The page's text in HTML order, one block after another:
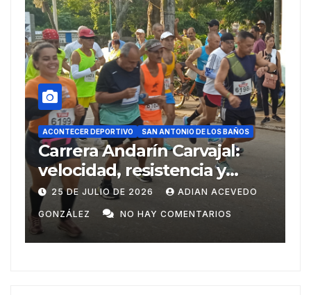
DE LOS BAÑOS
Carvajal:
y
en su 38
ADIAN ACEVEDO
ACONTECER DEPORTIVO DEPORTES
SAN ANTONIO DE LOS BAÑOS
Del Ariguanabo a los
Centroamericanos
Domingo
20 DE JULIO DE 2026
GONZÁLEZ NO HAY